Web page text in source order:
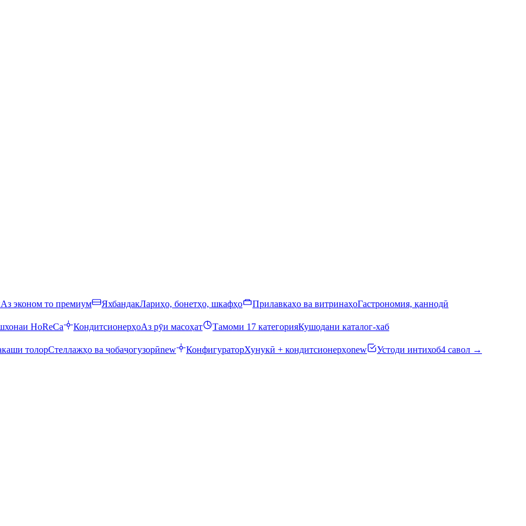
Аз эконом то премиум ЯхбандакЛариҳо, бонетҳо, шкафҳо Прилавкаҳо ва витринаҳоГастрономия, қаннодӣ
HoReCa КондитсионерҳоАз рӯи масоҳат Тамоми 17 категорияКушодани каталог-хаб
толорСтеллажҳо ва ҷобаҷогузорӣnew КонфигураторХунукӣ + кондитсионерҳоnew Устоди интихоб4 савол →